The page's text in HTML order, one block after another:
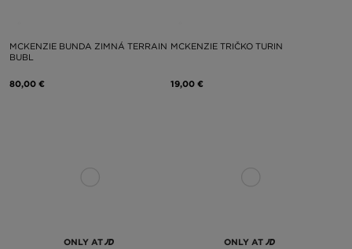
MCKENZIE BUNDA ZIMNÁ TERRAIN
BUBL
80,00 €
MCKENZIE TRIČKO TURIN
19,00 €
ONLY AT ONLY AT